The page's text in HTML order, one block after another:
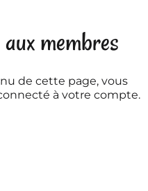
membres
de cette page, vous
à votre compte.